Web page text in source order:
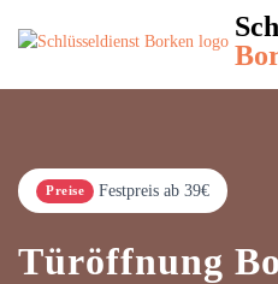
Preise Festpreis ab 39€
Türöffnung